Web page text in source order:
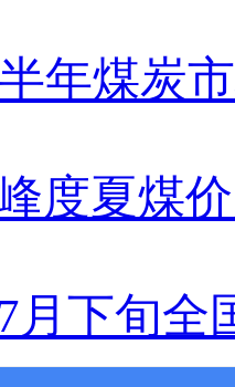
年煤炭
度夏煤
月下旬全